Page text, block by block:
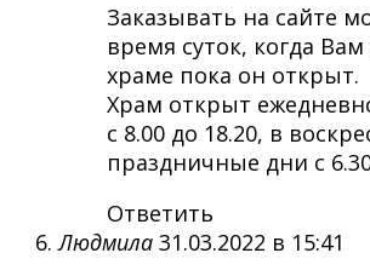
Заказывать на сайте
время суток, когда
храме пока он открыт.
Храм открыт
с 8.00 до 18.20, в
праздничные дни с
Ответить
Людмила 31.03.2022 в 15:41